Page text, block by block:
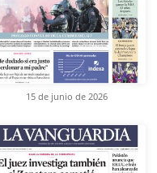
15 de junio de 2026